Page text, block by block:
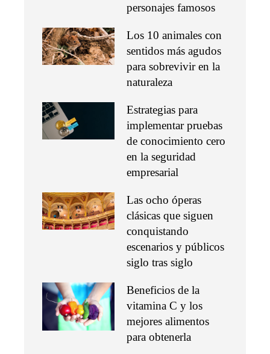
personajes famosos
Los 10 animales con
sentidos más agudos
para sobrevivir en la
naturaleza
Estrategias para
implementar pruebas
de conocimiento cero
en la seguridad
empresarial
Las ocho óperas
clásicas que siguen
conquistando
escenarios y públicos
siglo tras siglo
Beneficios de la
vitamina C y los
mejores alimentos
para obtenerla